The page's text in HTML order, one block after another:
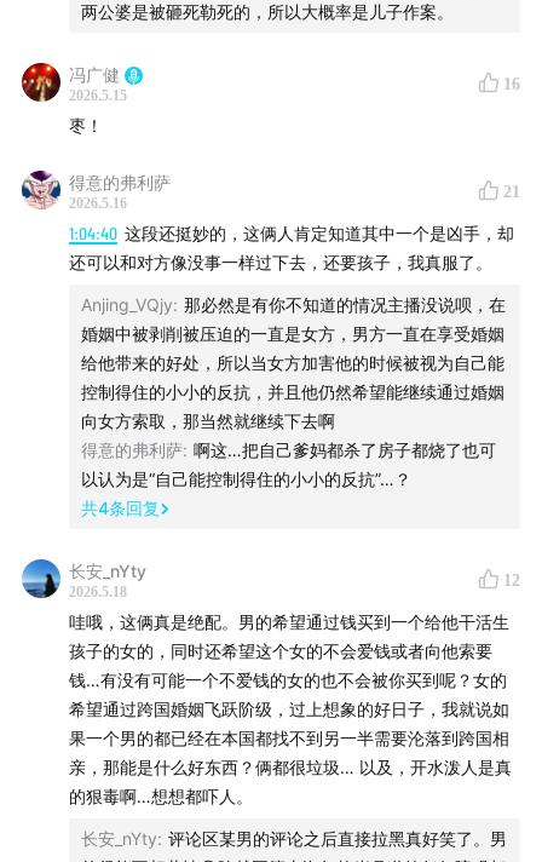
两公婆是被砸死勒死的，所以大概率是儿子作案。
冯广健
2026.5.15
16
枣！
得意的弗利萨
2026.5.16
21
1:04:40 这段还挺妙的，这俩人肯定知道其中一个是凶手，却
还可以和对方像没事一样过下去，还要孩子，我真服了。
Anjing_VQjy: 那必然是有你不知道的情况主播没说呗，在
婚姻中被剥削被压迫的一直是女方，男方一直在享受婚姻
给他带来的好处，所以当女方加害他的时候被视为自己能
控制得住的小小的反抗，并且他仍然希望能继续通过婚姻
向女方索取，那当然就继续下去啊
得意的弗利萨: 啊这…把自己爹妈都杀了房子都烧了也可
以认为是“自己能控制得住的小小的反抗”…？
共4条回复
长安_nYty
2026.5.18
12
哇哦，这俩真是绝配。男的希望通过钱买到一个给他干活生
孩子的女的，同时还希望这个女的不会爱钱或者向他索要
钱…有没有可能一个不爱钱的女的也不会被你买到呢？女的
希望通过跨国婚姻飞跃阶级，过上想象的好日子，我就说如
果一个男的都已经在本国都找不到另一半需要沦落到跨国相
亲，那能是什么好东西？俩都很垃圾… 以及，开水泼人是真
的狠毒啊…想想都吓人。
长安_nYty: 评论区某男的评论之后直接拉黑真好笑了。男